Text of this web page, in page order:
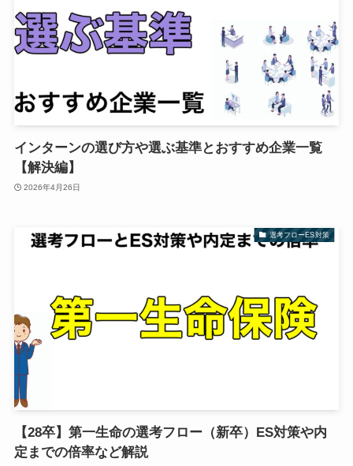
インターンの選び方や選ぶ基準とおすすめ企業一覧
【解決編】
2026年4月26日
選考フローES対策
【28卒】第一生命の選考フロー（新卒）ES対策や内
定までの倍率など解説